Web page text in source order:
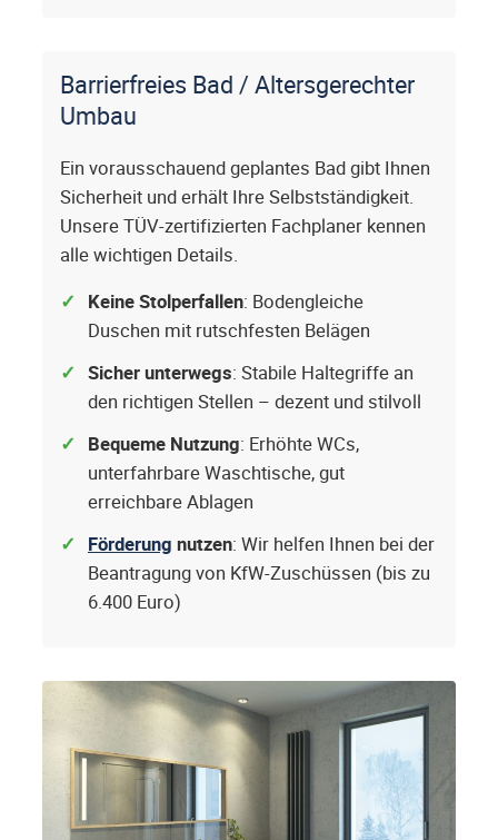
Barrierfreies Bad / Altersgerechter
Umbau
Ein vorausschauend geplantes Bad gibt Ihnen
Sicherheit und erhält Ihre Selbstständigkeit.
Unsere TÜV-zertifizierten Fachplaner kennen
alle wichtigen Details.
Keine Stolperfallen: Bodengleiche
Duschen mit rutschfesten Belägen
Sicher unterwegs: Stabile Haltegriffe an
den richtigen Stellen – dezent und stilvoll
Bequeme Nutzung: Erhöhte WCs,
unterfahrbare Waschtische, gut
erreichbare Ablagen
Förderung nutzen: Wir helfen Ihnen bei der
Beantragung von KfW-Zuschüssen (bis zu
6.400 Euro)